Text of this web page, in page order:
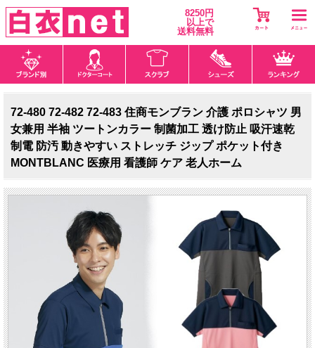
8250円
以上で
送料無料
72-480 72-482 72-483 住商モンブラン 介護 ポロシャツ 男
女兼用 半袖 ツートンカラー 制菌加工 透け防止 吸汗速乾
制電 防汚 動きやすい ストレッチ ジップ ポケット付き
MONTBLANC 医療用 看護師 ケア 老人ホーム